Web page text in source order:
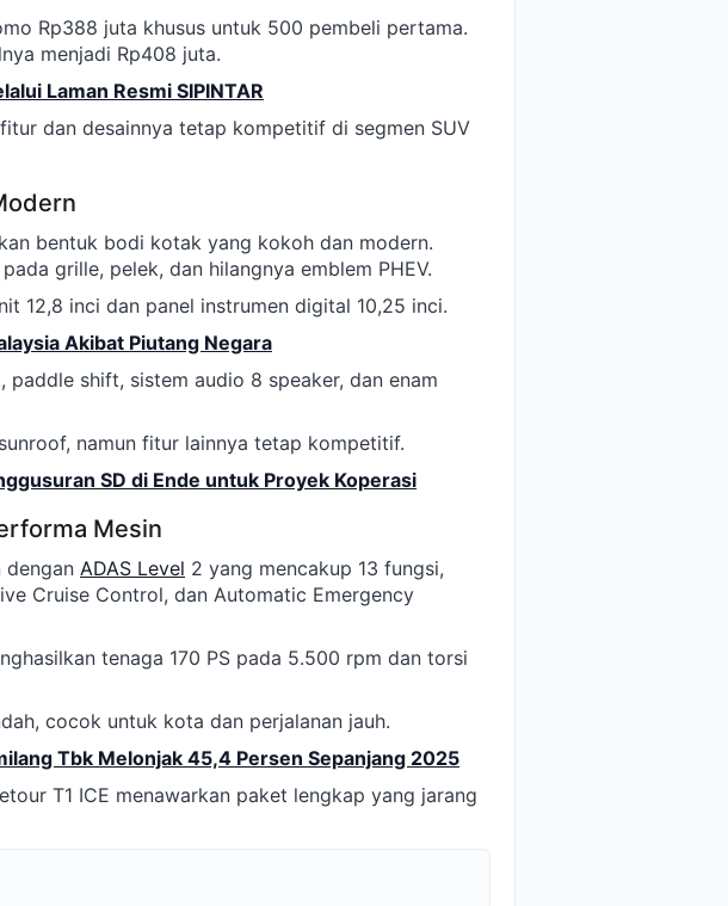
Rp388 juta khusus untuk 500 pembeli pertama.
menjadi Rp408 juta.
Laman Resmi SIPINTAR
dan desainnya tetap kompetitif di segmen SUV
bentuk bodi kotak yang kokoh dan modern.
grille, pelek, dan hilangnya emblem PHEV.
12,8 inci dan panel instrumen digital 10,25 inci.
Akibat Piutang Negara
shift, sistem audio 8 speaker, dan enam
namun fitur lainnya tetap kompetitif.
SD di Ende untuk Proyek Koperasi
Mesin
dengan ADAS Level 2 yang mencakup 13 fungsi,
Cruise Control, dan Automatic Emergency
tenaga 170 PS pada 5.500 rpm dan torsi
cocok untuk kota dan perjalanan jauh.
Tbk Melonjak 45,4 Persen Sepanjang 2025
T1 ICE menawarkan paket lengkap yang jarang